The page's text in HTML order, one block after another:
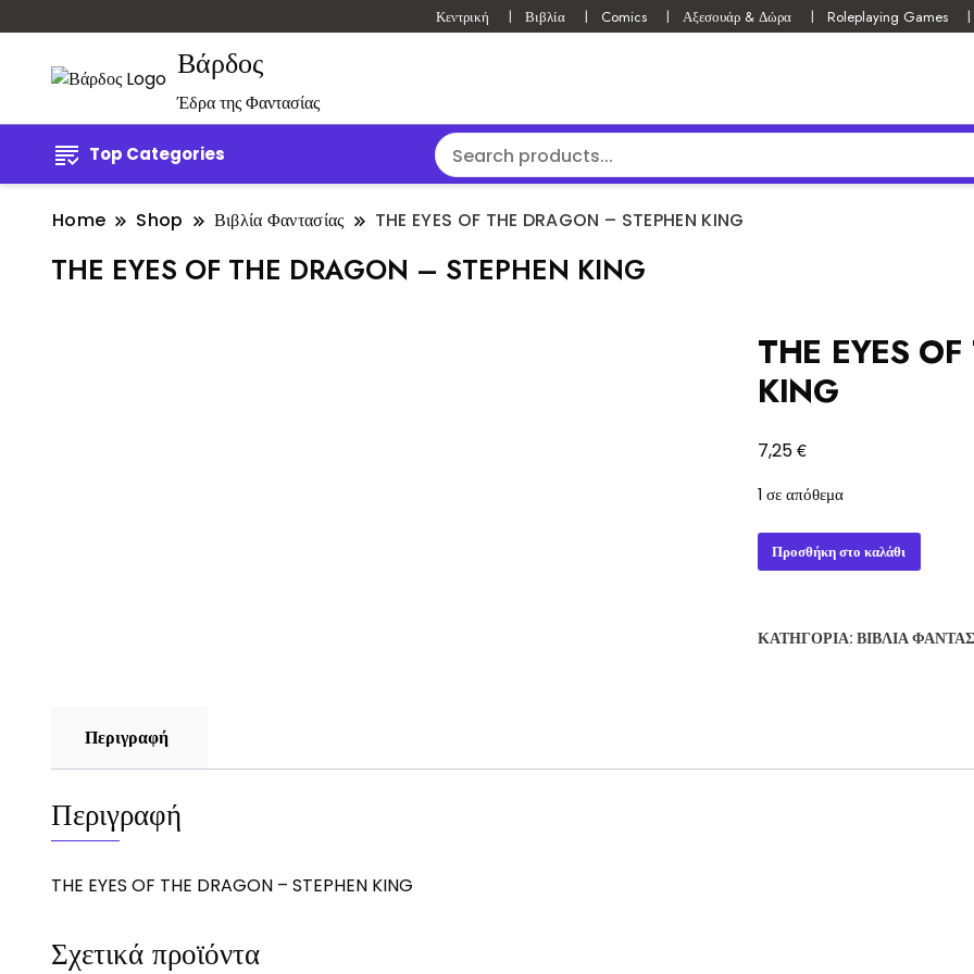
Κεντρική Βιβλία Comics Αξεσουάρ & Δώρα Roleplaying Games
Βάρδος
Έδρα της Φαντασίας
Top Categories
Home Shop Βιβλία Φαντασίας THE EYES OF THE DRAGON – STEPHEN KING
THE EYES OF THE DRAGON – STEPHEN KING
THE EYES
KING
7,25€
1 σε απόθεμα
THE
EYES
DRAGON
Προσθήκη στο καλάθι
ΚΑΤΗΓΟΡΊΑ: ΒΙΒΛΊΑ
Περιγραφή
Περιγραφή
THE EYES OF THE DRAGON – STEPHEN KING
Σχετικά προϊόντα